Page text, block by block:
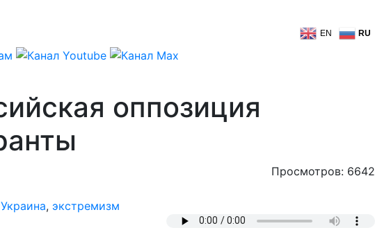
EN RU
оппозиция
Просмотров: 6642
Украина, экстремизм